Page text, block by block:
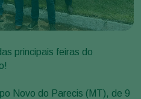
principais feiras do
Novo do Parecis (MT), de 9